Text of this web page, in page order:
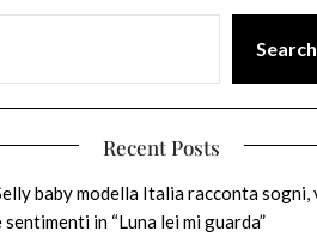
Search
Recent Posts
baby modella Italia racconta sogni,
sentimenti in “Luna lei mi guarda”